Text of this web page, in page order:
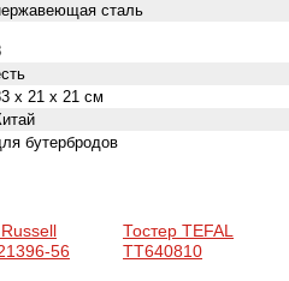
сталь
x 21 x 21 см
бутербродов
56
Тостер TEFAL
TT640810